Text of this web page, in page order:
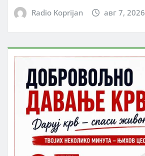
Radio Koprijan авг 7, 2026